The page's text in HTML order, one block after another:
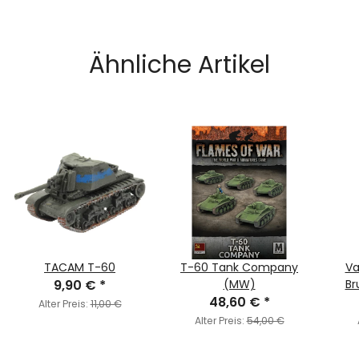
Ähnliche Artikel
TACAM T-60
9,90 € *
Alter Preis:11,00 €
T-60 Tank Company
(MW)
48,60 € *
Alter Preis:54,00 €